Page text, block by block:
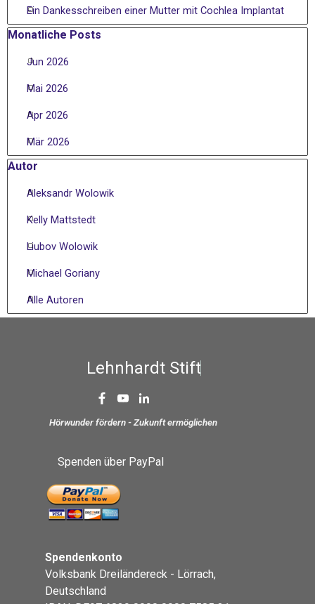
Ein Dankesschreiben einer Mutter mit Cochlea Implantat
Block überspringen Monatliche Posts
Monatliche Posts
Jun 2026
Mai 2026
Apr 2026
Mär 2026
Block überspringen Autor
Autor
Aleksandr Wolowik
Kelly Mattstedt
Liubov Wolowik
Michael Goriany
Alle Autoren
Spendenkonto
Volksbank Dreiländereck - Lörrach,
Deutschland
ehnhardt St iftun
Spenden über PayPal
Hörwunder fördern - Zukunft ermöglichen